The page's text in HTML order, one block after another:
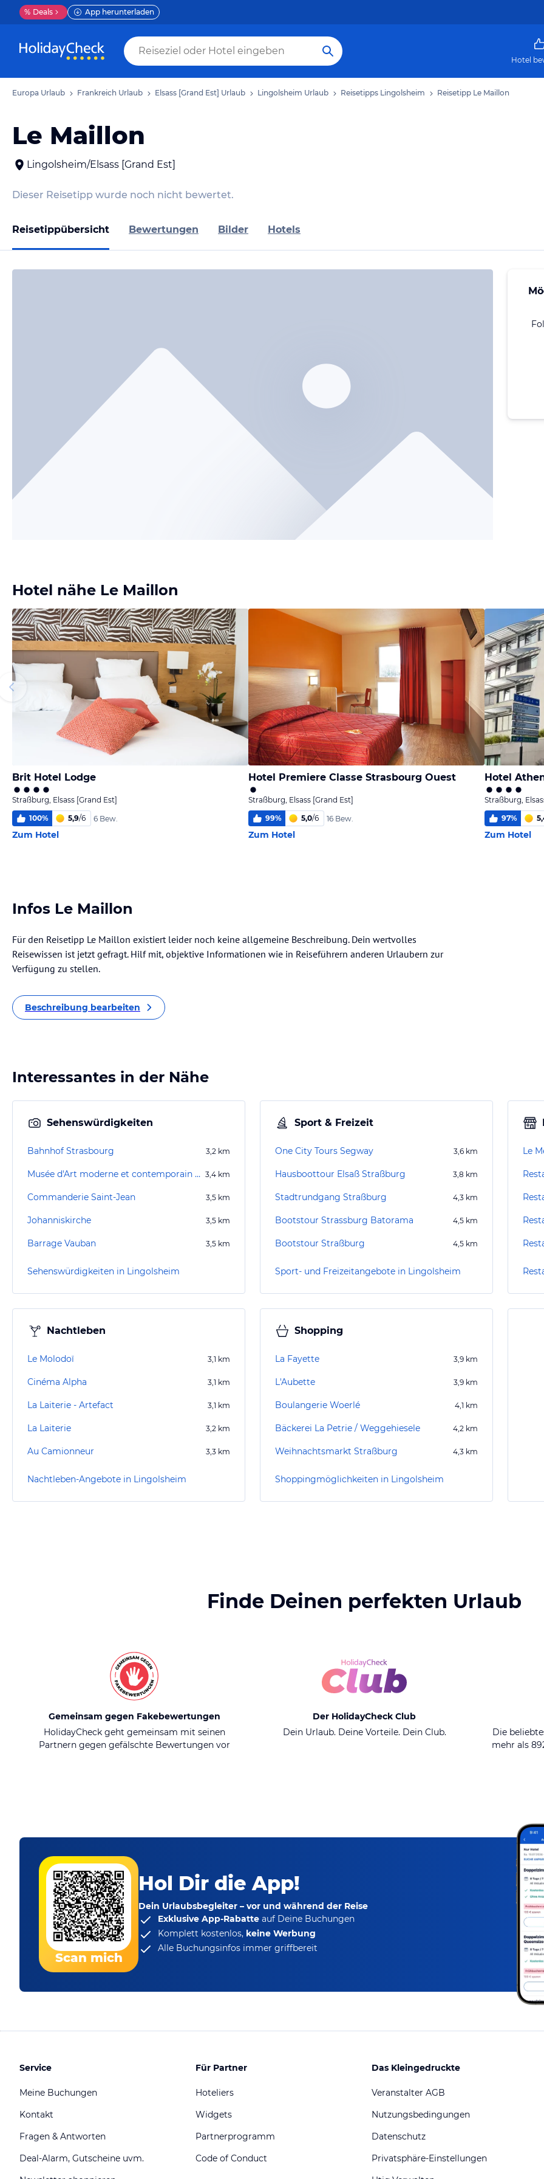
% Deals App herunterladen
Hotel
Europa Urlaub Frankreich Urlaub Elsass [Grand Est] Urlaub Lingolsheim Urlaub Reisetipps Lingolsheim Reisetipp Le Maillon
Le Maillon
Lingolsheim/Elsass [Grand Est]
Dieser Reisetipp wurde noch nicht bewertet.
Reisetippübersicht Bewertungen Bilder Hotels
Hotel nähe Le Maillon
Brit Hotel Lodge
Straßburg, Elsass [Grand Est]
100% 5,9/6 6 Bew.
Zum Hotel
Hotel Premiere Classe Strasbourg Ouest
Straßburg, Elsass [Grand Est]
99% 5,0/6 16 Bew.
Zum Hotel
Hotel
Straßburg,
97%
Zum Hotel
Infos Le Maillon
Für den Reisetipp Le Maillon existiert leider noch keine allgemeine Beschreibung. Dein wertvolles
Reisewissen ist jetzt gefragt. Hilf mit, objektive Informationen wie in Reiseführern anderen Urlaubern zur
Verfügung zu stellen.
Beschreibung bearbeiten
Interessantes in der Nähe
Sehenswürdigkeiten
Bahnhof Strasbourg 3,2 km
Musée d'Art moderne et contemporain de Strasbourg (MAMCS) 3,4 km
Commanderie Saint-Jean 3,5 km
Johanniskirche 3,5 km
Barrage Vauban 3,5 km
Sehenswürdigkeiten in Lingolsheim
Sport & Freizeit
One City Tours Segway 3,6 km
Hausboottour Elsaß Straßburg 3,8 km
Stadtrundgang Straßburg 4,3 km
Bootstour Strassburg Batorama 4,5 km
Bootstour Straßburg 4,5 km
Sport- und Freizeitangebote in Lingolsheim
Le
Nachtleben
Le Molodoï 3,1 km
Cinéma Alpha 3,1 km
La Laiterie - Artefact 3,1 km
La Laiterie 3,2 km
Au Camionneur 3,3 km
Nachtleben-Angebote in Lingolsheim
Shopping
La Fayette 3,9 km
L'Aubette 3,9 km
Boulangerie Woerlé 4,1 km
Bäckerei La Petrie / Weggehiesele 4,2 km
Weihnachtsmarkt Straßburg 4,3 km
Shoppingmöglichkeiten in Lingolsheim
Finde Deinen perfekten Urlaub
Gemeinsam gegen Fakebewertungen
HolidayCheck geht gemeinsam mit seinen
Partnern gegen gefälschte Bewertungen vor
Der HolidayCheck Club
Dein Urlaub. Deine Vorteile. Dein Club.
Die
mehr als
Scan mich
Hol Dir die App!
Dein Urlaubsbegleiter – vor und während der Reise
Exklusive App-Rabatte auf Deine Buchungen
Komplett kostenlos, keine Werbung
Alle Buchungsinfos immer griffbereit
Service
Meine Buchungen
Kontakt
Fragen & Antworten
Deal-Alarm, Gutscheine uvm.
Für Partner
Hoteliers
Widgets
Partnerprogramm
Code of Conduct
Das Kleingedruckte
Veranstalter AGB
Nutzungsbedingungen
Datenschutz
Privatsphäre-Einstellungen